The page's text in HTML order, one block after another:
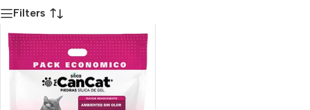
Filters